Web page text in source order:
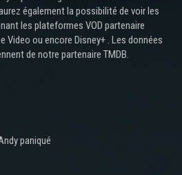
également la possibilité de voir les
les plateformes VOD partenaire
Video ou encore Disney+ . Les données
de notre partenaire TMDB.
paniqué